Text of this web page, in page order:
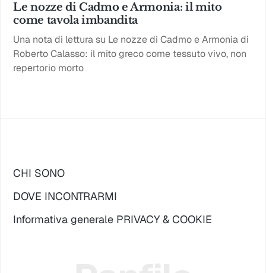
Le nozze di Cadmo e Armonia: il mito
come tavola imbandita
Una nota di lettura su Le nozze di Cadmo e Armonia di
Roberto Calasso: il mito greco come tessuto vivo, non
repertorio morto
CHI SONO
DOVE INCONTRARMI
Informativa generale PRIVACY & COOKIE